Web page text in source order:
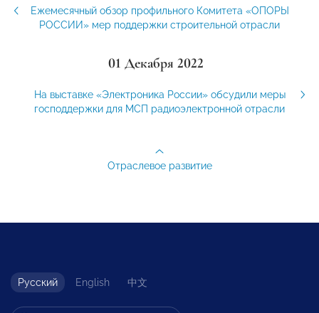
Ежемесячный обзор профильного Комитета «ОПОРЫ
РОССИИ» мер поддержки строительной отрасли
01 Декабря 2022
На выставке «Электроника России» обсудили меры
господдержки для МСП радиоэлектронной отрасли
Отраслевое развитие
Русский English 中文